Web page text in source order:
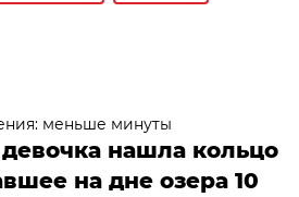
меньше минуты
нашла кольцо
на дне озера 10